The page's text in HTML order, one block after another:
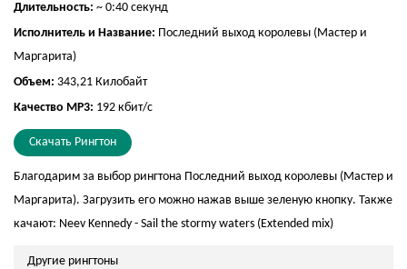
Длительность: ~ 0:40 секунд
Исполнитель и Название: Последний выход королевы (Мастер и
Маргарита)
Объем: 343,21 Килобайт
Качество MP3: 192 кбит/с
Скачать Рингтон
Благодарим за выбор рингтона Последний выход королевы (Мастер и
Маргарита). Загрузить его можно нажав выше зеленую кнопку. Также
качают: Neev Kennedy - Sail the stormy waters (Extended mix)
Другие рингтоны